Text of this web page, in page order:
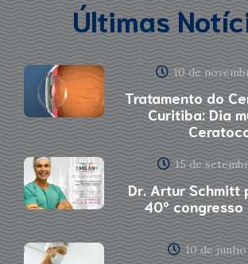
Últimas
10 de
Tratamento do
Curitiba: Dia
15 de
Dr. Artur
40º congresso
10 de